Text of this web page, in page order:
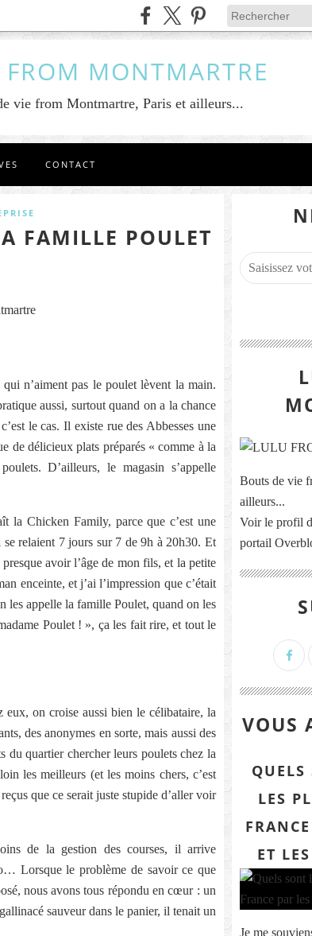
MONTMARTRE
vie from Montmartre, Paris et ailleurs...
CONTACT
FAMILLE POULET
n’aiment pas le poulet lèvent la main.
aussi, surtout quand on a la chance
le cas. Il existe rue des Abbesses une
de délicieux plats préparés « comme à la
D’ailleurs, le magasin s’appelle
la Chicken Family, parce que c’est une
relaient 7 jours sur 7 de 9h à 20h30. Et
avoir l’âge de mon fils, et la petite
enceinte, et j’ai l’impression que c’était
les appelle la famille Poulet, quand on les
Poulet ! », ça les fait rire, et tout le
on croise aussi bien le célibataire, la
des anonymes en sorte, mais aussi des
du quartier chercher leurs poulets chez la
les meilleurs (et les moins chers, c’est
que ce serait juste stupide d’aller voir
de la gestion des courses, il arrive
Lorsque le problème de savoir ce que
nous avons tous répondu en cœur : un
sauveur dans le panier, il tenait un
Bouts de vie
ailleurs...
Voir le profil
portail
VOUS
QUELS
LES
ET
Je me